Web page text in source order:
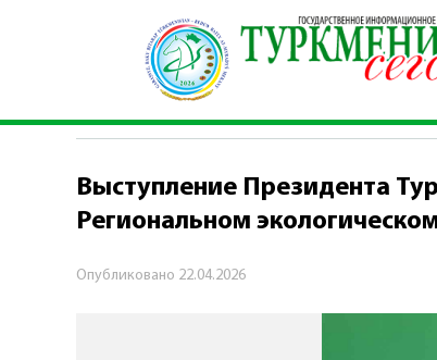
\ Политика \ Выступление
ПОЛИТИКА
Выступление Президента
Региональном
Опубликовано 22.04.2026